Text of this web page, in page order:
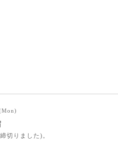
切りました)。